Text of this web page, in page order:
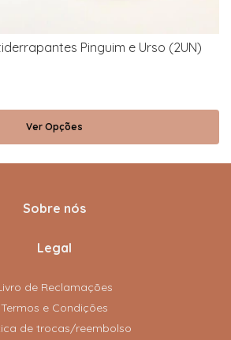
Pinguim e Urso (2UN)
Ver Opções
Sobre nós
Legal
de Reclamações
Termos e Condições
de trocas/reembolso